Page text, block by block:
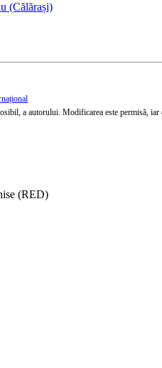
(Călărași)
a autorului. Modificarea este permisă,
(RED)